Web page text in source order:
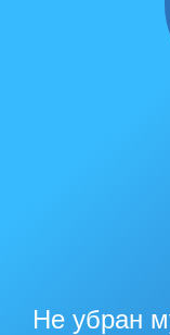
Не убран